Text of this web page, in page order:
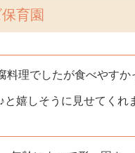
育園
料理でしたが食べやす
嬉しそうに見せてくれ